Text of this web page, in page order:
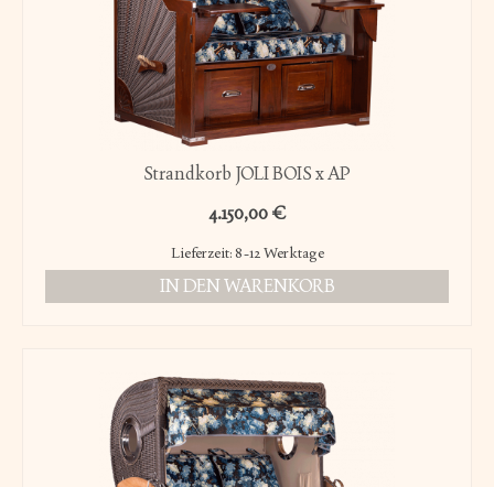
Strandkorb JOLI BOIS x AP
4.150,00€
Lieferzeit:8-12 Werktage
IN DEN WARENKORB